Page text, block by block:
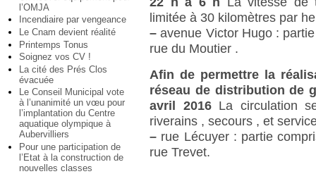
l’OMJA
Incendiaire par vengeance
Le Cnam devient réalité
Printemps Tonus
Soignez vos CV !
La cité des Prés Clos
évacuée
Le Conseil Municipal vote
à l’unanimité un vœu pour
l’implantation du Centre
aquatique olympique à
Aubervilliers
Pour une participation de
l’Etat à la construction de
nouvelles classes
limitée à 30 kilomètres par
– avenue Victor Hugo :
rue du Moutier .
Afin de permettre la
réseau de distribution de
avril 2016 La circulation
riverains , secours , et
– rue Lécuyer : partie
rue Trevet.